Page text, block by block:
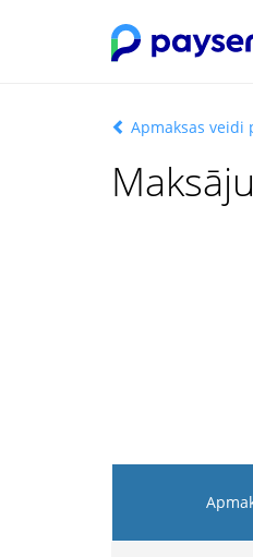
Apmaksas veidi